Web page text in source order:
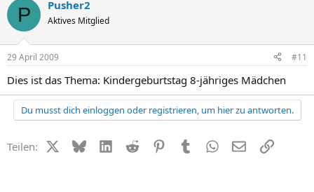
P Pusher2
Aktives Mitglied
29 April 2009 #11
Dies ist das Thema: Kindergeburtstag 8-jähriges Mädchen
Du musst dich einloggen oder registrieren, um hier zu antworten.
Teilen: X (Twitter)
BlueskyLinkedIn
Reddit PinterestTumblr WhatsApp
E-MailLink